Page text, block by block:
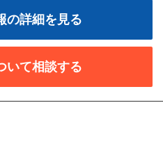
の詳細を見る
いて相談する